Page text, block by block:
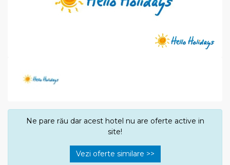
Ne pare rău dar acest hotel nu are oferte active in
site!
Vezi oferte similare >>